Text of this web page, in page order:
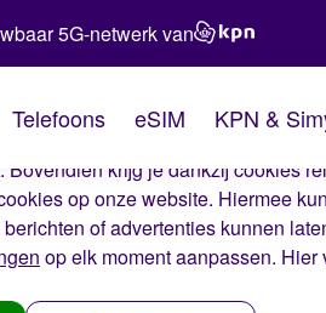
Simyo
onze website. Met deze cookies
Bovendien krijg je dankzij cookies
op onze website. Hiermee
of advertenties kunnen
op elk moment aanpassen. Hier
5G-netwerk van
Telefoons eSIM KPN &